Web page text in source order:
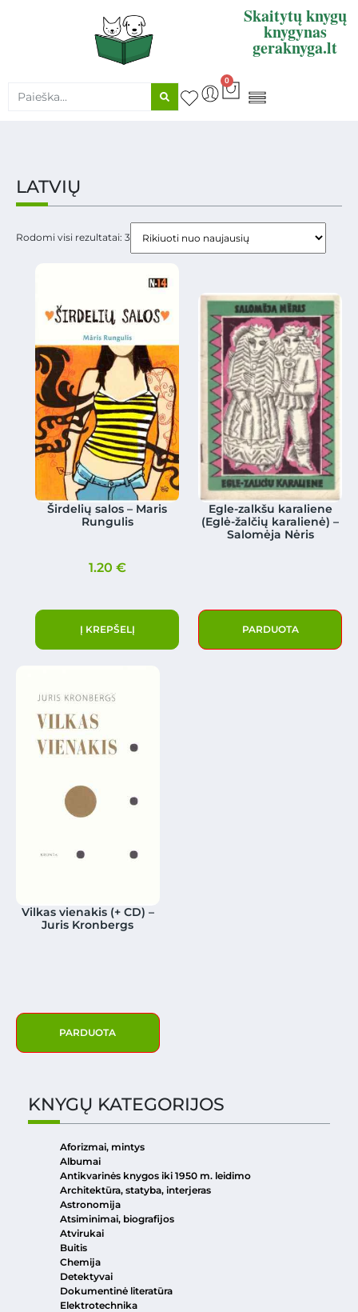
Skaitytų knygų
knygynas
geraknyga.lt
0
LATVIŲ
Rodomi visi rezultatai: 3
Širdelių salos – Maris
Rungulis
1.20 €
Į KREPŠELĮ
Egle-zalkšu karaliene
(Eglė-žalčių karalienė) –
Salomėja Nėris
PARDUOTA
Vilkas vienakis (+ CD) –
Juris Kronbergs
PARDUOTA
KNYGŲ KATEGORIJOS
Aforizmai, mintys
Albumai
Antikvarinės knygos iki 1950 m. leidimo
Architektūra, statyba, interjeras
Astronomija
Atsiminimai, biografijos
Atvirukai
Buitis
Chemija
Detektyvai
Dokumentinė literatūra
Elektrotechnika